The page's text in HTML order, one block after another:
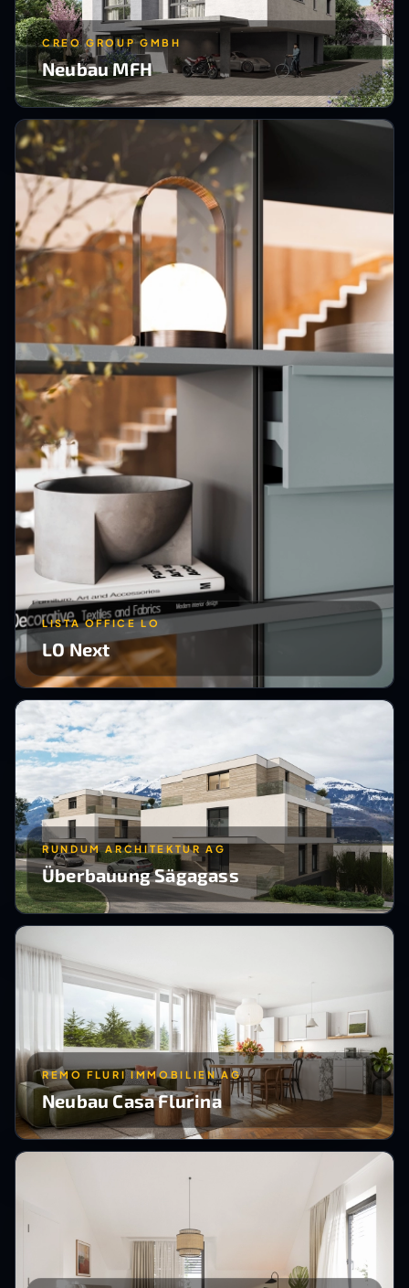
CREO GROUP GMBH
Neubau MFH
LISTA OFFICE LO
LO Next
RUNDUM ARCHITEKTUR AG
Überbauung Sägagass
REMO FLURI IMMOBILIEN AG
Neubau Casa Flurina